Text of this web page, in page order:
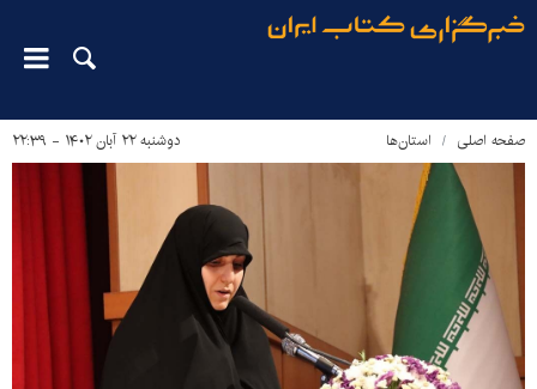
صفحه اصلی استان‌ها دوشنبه ۲۲ آبان ۱۴۰۲ - ۲۲:۳۹